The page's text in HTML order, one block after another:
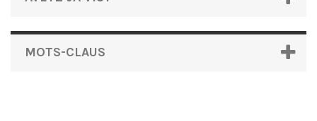
MOTS-CLAUS